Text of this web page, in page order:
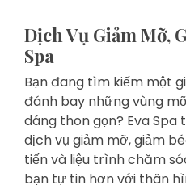
Dịch Vụ Giảm Mỡ,
Spa
Bạn đang tìm kiếm một
đánh bay những vùng
dáng thon gọn? Eva Spa
dịch vụ giảm mỡ, giảm
tiến và liệu trình chăm
bạn tự tin hơn với thân